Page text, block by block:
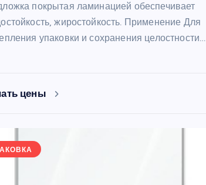
покрытая ламинацией обеспечивает
жиростойкость. Применение Для
упаковки и сохранения целостности…
цены